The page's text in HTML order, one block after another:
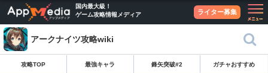
国内最大級！
ゲーム攻略情報メディア
ライター募集
アークナイツ攻略wiki
攻略TOP 最強キャラ 鋒矢突破#2 ガチャおすすめ